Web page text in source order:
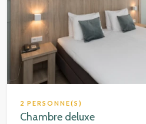
2 PERSONNE(S)
Chambre deluxe